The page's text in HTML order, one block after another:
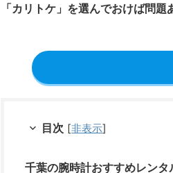
「カリトケ」を選んでおけば問題
目次 [非表示]
千葉の腕時計おすすめレン